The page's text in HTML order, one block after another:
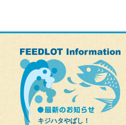
キジハタやばし！